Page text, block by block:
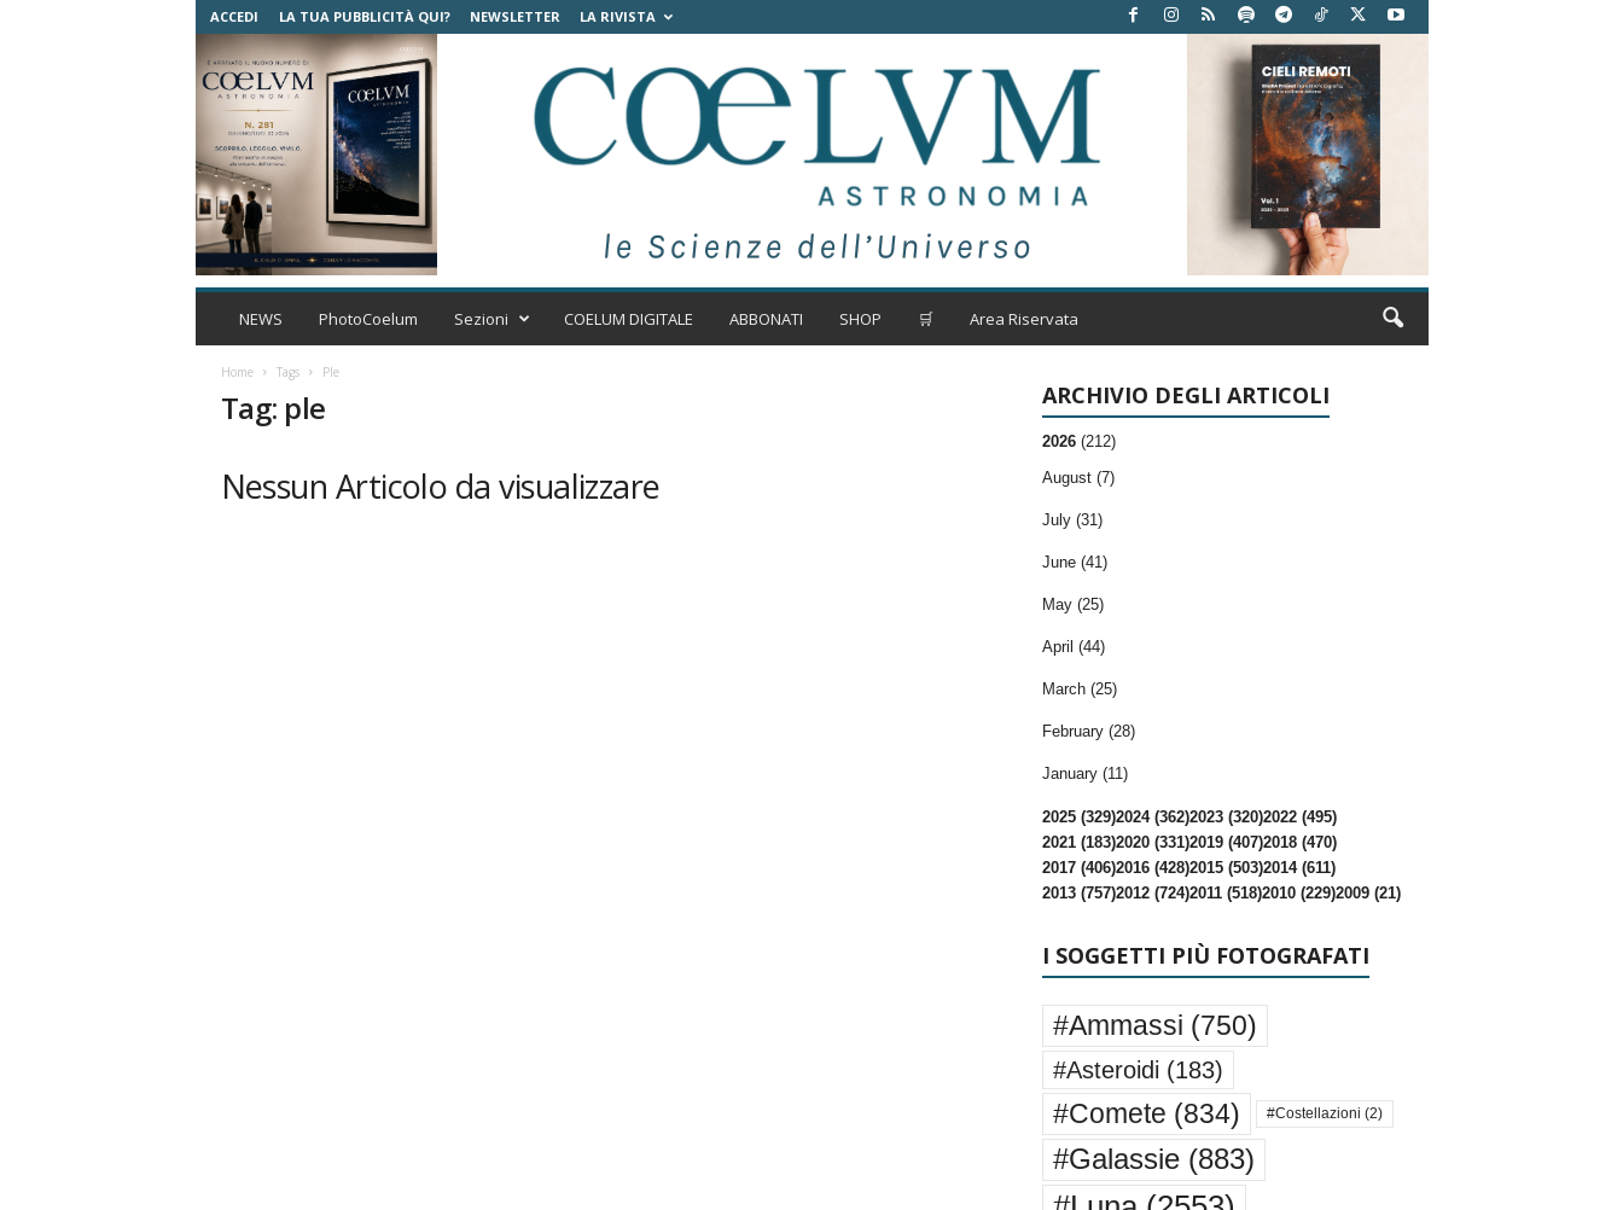
ACCEDI LA TUA PUBBLICITÀ QUI? NEWSLETTER LA RIVISTA
C
t
NEWS PhotoCoelum Sezioni COELUM DIGITALE ABBONATI SHOP 🛒 Area Riservata
Home Tags Ple
Tag: ple
Nessun Articolo da visualizzare
ARCHIVIO DEGLI ARTICOLI
2026 (212)
August (7)
July (31)
June (41)
May (25)
April (44)
March (25)
February (28)
January (11)
2025 (329)2024 (362)2023 (320)2022 (495)
2021 (183)2020 (331)2019 (407)2018 (470)
2017 (406)2016 (428)2015 (503)2014 (611)
2013 (757)2012 (724)2011 (518)2010 (229)2009 (21)
I SOGGETTI PIÙ FOTOGRAFATI
#Ammassi (750)
#Asteroidi (183)
#Comete (834) #Costellazioni (2)
#Galassie(883)